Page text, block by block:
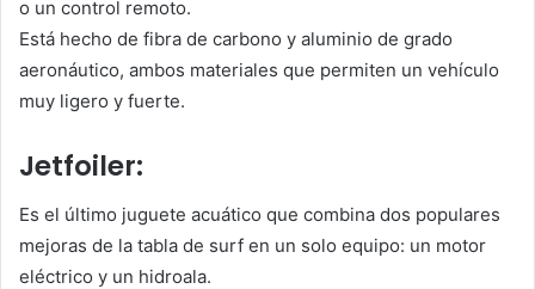
o un control remoto.
Está hecho de fibra de carbono y aluminio de grado
aeronáutico, ambos materiales que permiten un vehículo
muy ligero y fuerte.
Jetfoiler:
Es el último juguete acuático que combina dos populares
mejoras de la tabla de surf en un solo equipo: un motor
eléctrico y un hidroala.